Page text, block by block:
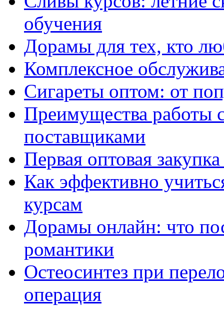
обучения
Дорамы для тех, кто
Комплексное
Сигареты оптом: от
Преимущества работы
поставщиками
Первая оптовая
Как эффективно
курсам
Дорамы онлайн: что
романтики
Остеосинтез при
операция